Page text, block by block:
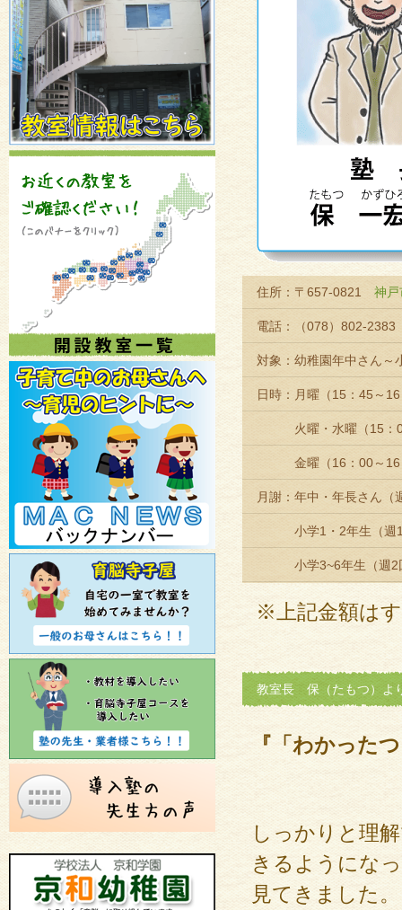
住所：〒657-0821 神
電話：（078）802-2383
対象：幼稚園年中さん～
日時：月曜（15：45～
火曜・水曜（15：00
金曜（16：00～16：
月謝：年中・年長さん（
小学1・2年生（週1
小学3~6年生（週2
※上記金額は
教室長 保（たもつ）よ
『「わかった
しっかりと理
きるようにな
見てきました。